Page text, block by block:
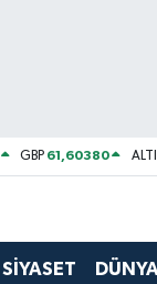
GBP 61,60380
SİYASET DÜNYA